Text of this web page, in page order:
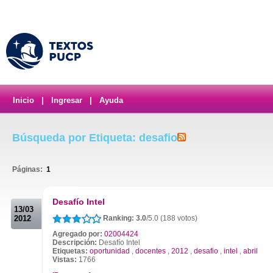
Inicio Ingresar Ayuda
Búsqueda por Etiqueta: desafio
Páginas: 1
13/03
2012
Desafío Intel
Ranking: 3.0/5.0 (188 votos)
Agregado por: 02004424
Descripción: Desafío Intel
Etiquetas: oportunidad , docentes , 2012 , desafio , intel , abril
Vistas: 1766